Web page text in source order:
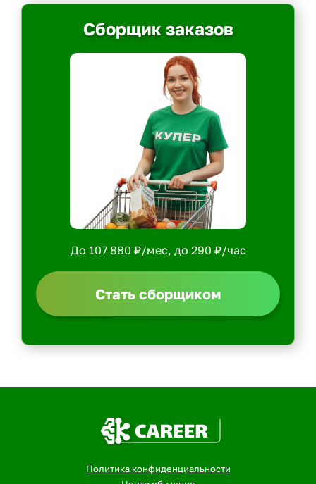
Сборщик заказов
До 107 880 ₽/мес, до 290 ₽/час
Стать сборщиком
Политика конфиденциальности